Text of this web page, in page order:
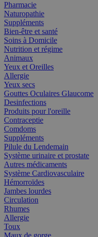
Pharmacie
Naturopathie
Suppléments
Bien-être et santé
Soins à Domicile
Nutrition et régime
Animaux
Yeux et Oreilles
Allergie
Yeux secs
Gouttes Oculaires Glaucome
Desinfections
Produits pour l'oreille
Contraceptie
Comdoms
Suppléments
Pilule du Lendemain
Système urinaire et prostate
Autres médicaments
Système Cardiovasculaire
Hémorroïdes
Jambes lourdes
Circulation
Rhumes
Allergie
Toux